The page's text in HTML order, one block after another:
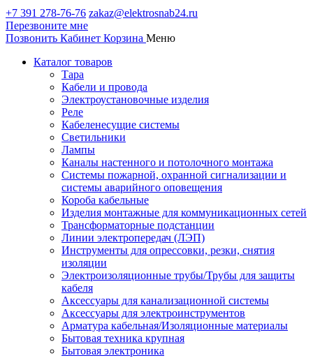
+7 391 278-76-76 zakaz@elektrosnab24.ru
Перезвоните мне
Позвонить Кабинет Корзина Меню
Каталог товаров
Тара
Кабели и провода
Электроустановочные изделия
Реле
Кабеленесущие системы
Светильники
Лампы
Каналы настенного и потолочного монтажа
Системы пожарной, охранной сигнализации и
системы аварийного оповещения
Короба кабельные
Изделия монтажные для коммуникационных сетей
Трансформаторные подстанции
Линии электропередач (ЛЭП)
Инструменты для опрессовки, резки, снятия
изоляции
Электроизоляционные трубы/Трубы для защиты
кабеля
Аксессуары для канализационной системы
Аксессуары для электроинструментов
Арматура кабельная/Изоляционные материалы
Бытовая техника крупная
Бытовая электроника